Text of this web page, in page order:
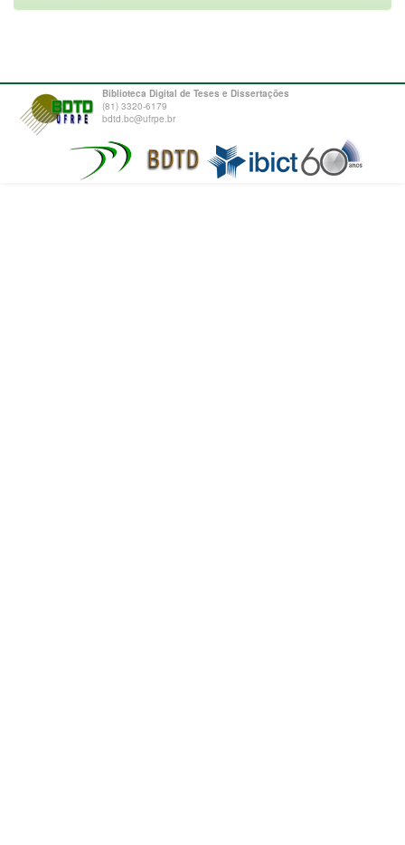
Biblioteca Digital de Teses e Dissertações
(81) 3320-6179
bdtd.bc@ufrpe.br